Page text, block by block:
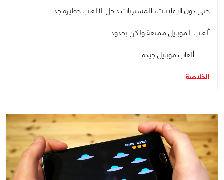
حتى دون الإعلانات، المشتريات داخل الألعاب خطيرة جدًا
ألعاب الموبايل ممتعة ولكن بحدود
ألعاب موبايل جيدة
الخلاصة